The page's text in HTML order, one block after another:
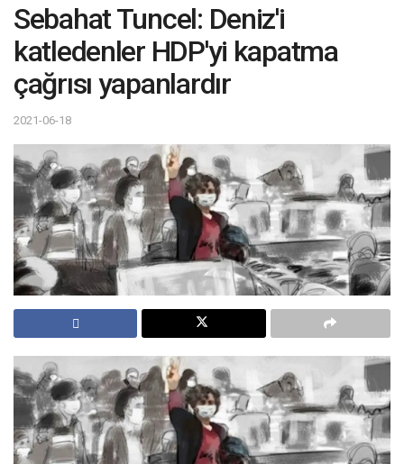
Sebahat Tuncel: Deniz'i
katledenler HDP'yi kapatma
çağrısı yapanlardır
2021-06-18